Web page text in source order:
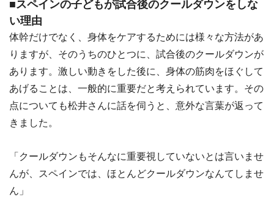
■スペインの子どもが試合後のクールダウンをしな
い理由
体幹だけでなく、身体をケアするためには様々な方法があ
りますが、そのうちのひとつに、試合後のクールダウンが
あります。激しい動きをした後に、身体の筋肉をほぐして
あげることは、一般的に重要だと考えられています。その
点についても松井さんに話を伺うと、意外な言葉が返って
きました。
「クールダウンもそんなに重要視していないとは言いませ
んが、スペインでは、ほとんどクールダウンなんてしませ
ん」